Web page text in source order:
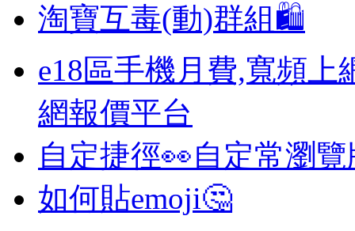
淘寶互毒(動)群組🛍️
e18區手機月費,寬頻上
網報價平台
自定捷徑👀自定常瀏
如何貼emoji🤔